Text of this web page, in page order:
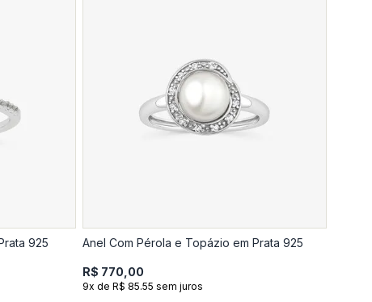
925 Anel Com Pérola e Topázio em Prata 925
R$ 770,00
9x de R$ 85.55 sem juros